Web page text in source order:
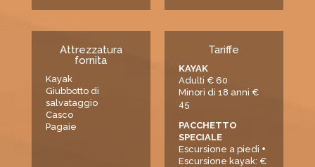
Attrezzatura
fornita
Kayak
Giubbotto di
salvataggio
Casco
Pagaie
Tariffe
KAYAK
Adulti € 60
Minori di 18 anni €
45
PACCHETTO
SPECIALE
Escursione a piedi +
Escursione kayak: €